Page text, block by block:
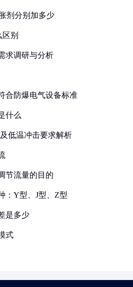
剂分别加多少
别
求调研与分析
合防爆电气设备标准
什么
低温冲击要求解析
节流量的目的
：Y型、J型、Z型
是多少
式